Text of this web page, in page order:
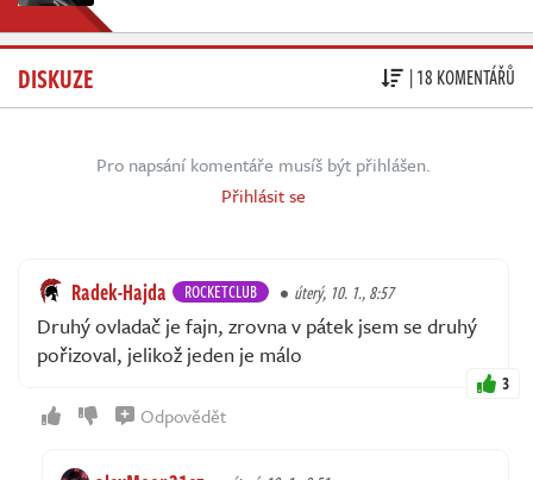
DISKUZE | 18 KOMENTÁŘŮ
Pro napsání komentáře musíš být přihlášen.
Přihlásit se
Radek-Hajda ROCKETCLUB úterý, 10. 1., 8:57
Druhý ovladač je fajn, zrovna v pátek jsem se druhý
pořizoval, jelikož jeden je málo
3
Odpovědět